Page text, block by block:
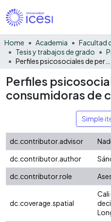
Home Academia
Facultad
Tesis y trabajos de grado
Perfiles
consumidoras de
Simple
dc.contributor.advisor
dc.contributor.author
dc.contributor.role
dc.coverage.spatial